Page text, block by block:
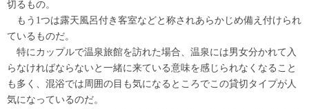
切るもの。
もう1つは露天風呂付き客室などと称されあらかじめ備え付けられ
ているものだ。
特にカップルで温泉旅館を訪れた場合、温泉には男女分かれて入
らなければならないと一緒に来ている意味を感じられなくなること
も多く、混浴では周囲の目も気になるところでこの貸切タイプが人
気になっているのだ。